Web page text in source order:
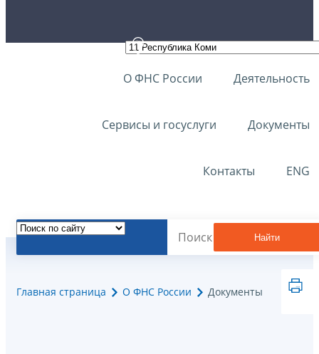
О ФНС России Деятельность
Сервисы и госуслуги Документы
Контакты ENG
Найти
Главная страница О ФНС России Документы